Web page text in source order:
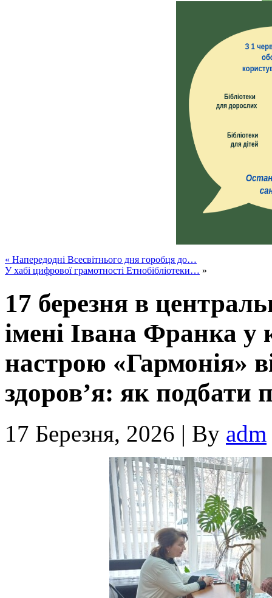
« Напередодні Всесвітнього дня горобця до…
У хабі цифрової грамотності Етнобібліотеки… »
17 березня в
імені Івана Франка у
настрою «Гармонія»
здоров’я: як подбати
17 Березня, 2026 | By adm